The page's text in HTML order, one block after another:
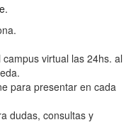
virtual las 24hs. al
para presentar en cada
dudas, consultas y